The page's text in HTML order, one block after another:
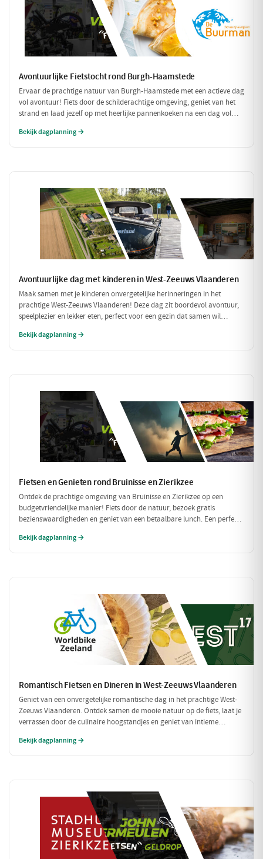
Avontuurlijke Fietstocht rond Burgh-Haamstede
Ervaar de prachtige natuur van Burgh-Haamstede met een actieve dag
vol avontuur! Fiets door de schilderachtige omgeving, geniet van het
strand en laad jezelf op met heerlijke pannenkoeken na een dag vol
uitdaging houdt!
Bekijk dagplanning →
Avontuurlijke dag met kinderen in West-Zeeuws Vlaanderen
Maak samen met je kinderen onvergetelijke herinneringen in het
prachtige West-Zeeuws Vlaanderen! Deze dag zit boordevol avontuur,
speelplezier en lekker eten, perfect voor een gezin dat samen wil
heerlijke maaltijd: dit wordt een dag om niet te vergeten!
Bekijk dagplanning →
Fietsen en Genieten rond Bruinisse en Zierikzee
Ontdek de prachtige omgeving van Bruinisse en Zierikzee op een
budgetvriendelijke manier! Fiets door de natuur, bezoek gratis
bezienswaardigheden en geniet van een betaalbare lunch. Een perfecte
Bekijk dagplanning →
Romantisch Fietsen en Dineren in West-Zeeuws Vlaanderen
Geniet van een onvergetelijke romantische dag in het prachtige West-
Zeeuws Vlaanderen. Ontdek samen de mooie natuur op de fiets, laat je
verrassen door de culinaire hoogstandjes en geniet van intieme
romantiek!
Bekijk dagplanning →